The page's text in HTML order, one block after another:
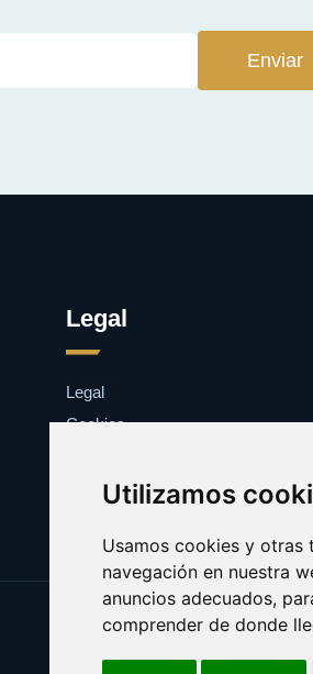
Utilizamos
Usamos cookies y otras
navegación en nuestra
anuncios adecuados,
comprender de donde
Enviar
Legal
Legal
Cookies